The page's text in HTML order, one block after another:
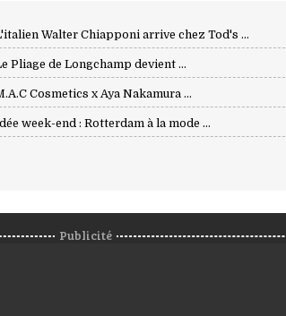
Walter Chiapponi arrive chez Tod's ...
Pliage de Longchamp devient ...
Cosmetics x Aya Nakamura ...
week-end : Rotterdam à la mode ...
Publicité